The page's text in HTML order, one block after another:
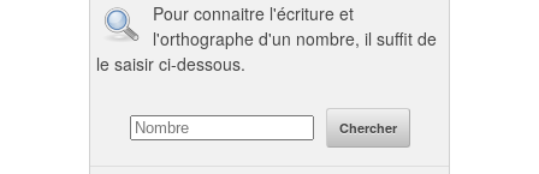
Pour connaitre l'écriture et
l'orthographe d'un nombre, il suffit de
le saisir ci-dessous.